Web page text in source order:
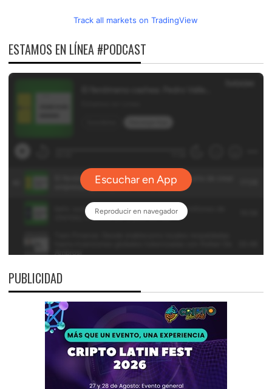
Track all markets on TradingView
ESTAMOS EN LÍNEA #PODCAST
PUBLICIDAD